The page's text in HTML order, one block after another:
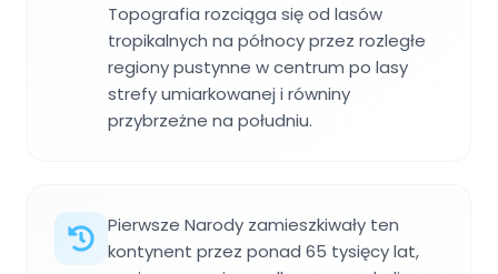
Topografia rozciąga się od lasów
tropikalnych na północy przez rozległe
regiony pustynne w centrum po lasy
strefy umiarkowanej i równiny
przybrzeżne na południu.
Pierwsze Narody zamieszkiwały ten
kontynent przez ponad 65 tysięcy lat,